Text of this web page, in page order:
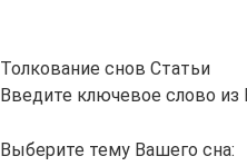
Толкование снов Статьи
Введите ключевое слово из
Выберите тему Вашего сна: